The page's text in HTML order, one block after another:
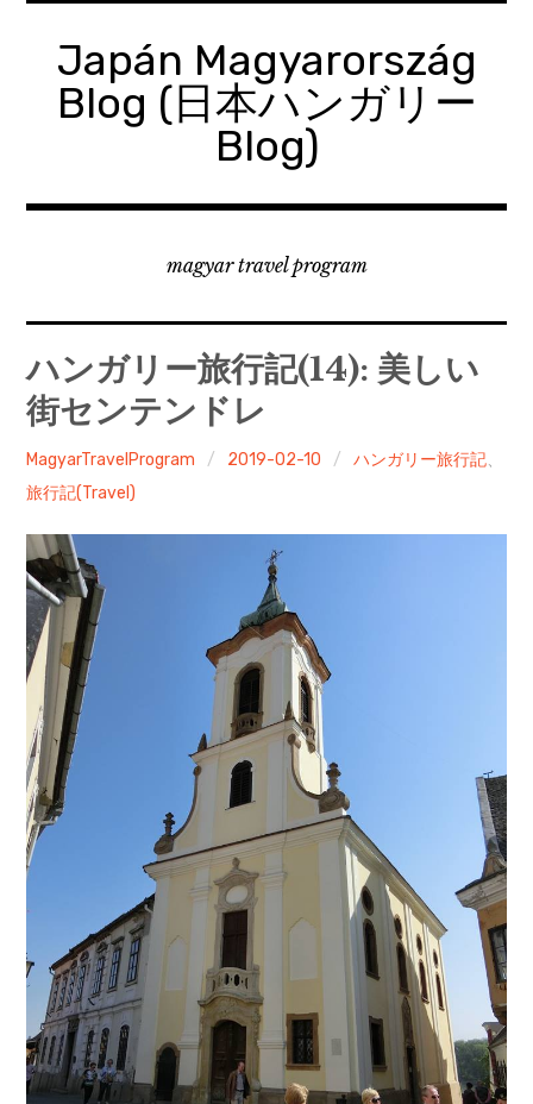
Japán Magyarország
Blog (日本ハンガリー
Blog)
magyar travel program
ハンガリー旅行記(14): 美しい
街センテンドレ
MagyarTravelProgram 2019-02-10 ハンガリー旅行記、
旅行記(Travel)